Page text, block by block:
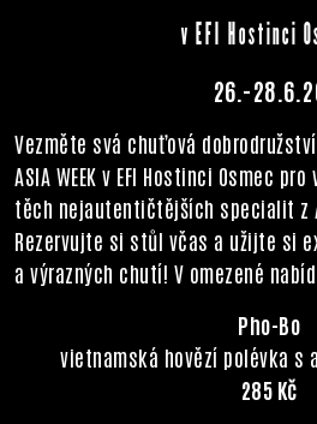
v EFI Hostinci
26.-
Vezměte svá chuťová
ASIA WEEK v EFI Hostinci Osmec
těch nejautentičtějších specialit z
Rezervujte si stůl včas a užijte si
a výrazných chutí! V omezené
Pho-Bo
vietnamská hovězí polévka s
285 Kč